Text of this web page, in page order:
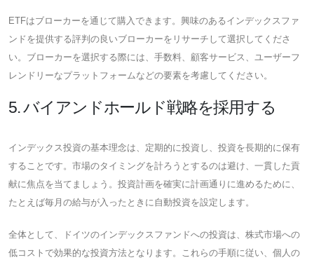
ETFはブローカーを通じて購入できます。興味のあるインデックスファ
ンドを提供する評判の良いブローカーをリサーチして選択してくださ
い。ブローカーを選択する際には、手数料、顧客サービス、ユーザーフ
レンドリーなプラットフォームなどの要素を考慮してください。
5. バイアンドホールド戦略を採用する
インデックス投資の基本理念は、定期的に投資し、投資を長期的に保有
することです。市場のタイミングを計ろうとするのは避け、一貫した貢
献に焦点を当てましょう。投資計画を確実に計画通りに進めるために、
たとえば毎月の給与が入ったときに自動投資を設定します。
全体として、ドイツのインデックスファンドへの投資は、株式市場への
低コストで効果的な投資方法となります。これらの手順に従い、個人の